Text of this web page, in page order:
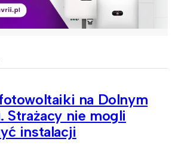
na Dolnym
Strażacy nie mogli
instalacji